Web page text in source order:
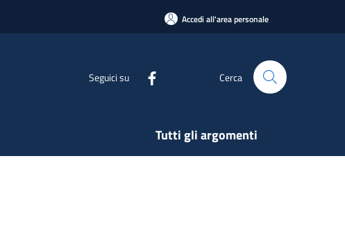
Accedi all'area personale
Seguici su Cerca
Tutti gli argomenti